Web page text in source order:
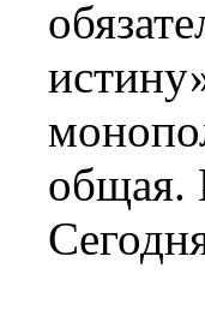
общая.